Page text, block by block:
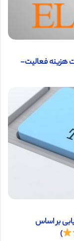
هزینه‌ فعالیت-
بر اساس
)